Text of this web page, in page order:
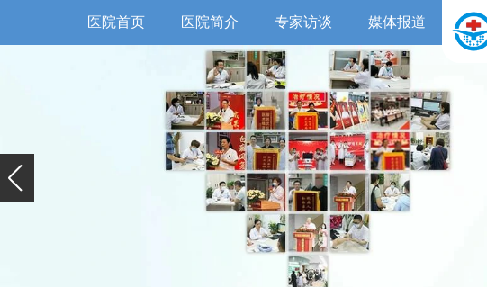
医院首页 医院简介 专家访谈 媒体报道